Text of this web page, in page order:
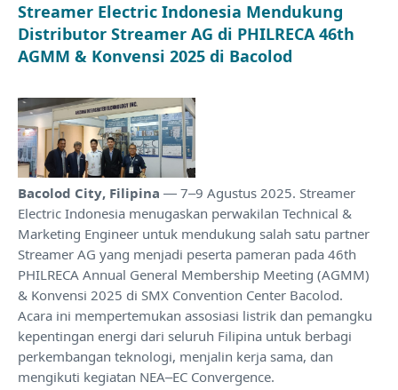
Streamer Electric Indonesia Mendukung
Distributor Streamer AG di PHILRECA 46th
AGMM & Konvensi 2025 di Bacolod
Bacolod City, Filipina — 7–9 Agustus 2025. Streamer
Electric Indonesia menugaskan perwakilan Technical &
Marketing Engineer untuk mendukung salah satu partner
Streamer AG yang menjadi peserta pameran pada 46th
PHILRECA Annual General Membership Meeting (AGMM)
& Konvensi 2025 di SMX Convention Center Bacolod.
Acara ini mempertemukan assosiasi listrik dan pemangku
kepentingan energi dari seluruh Filipina untuk berbagi
perkembangan teknologi, menjalin kerja sama, dan
mengikuti kegiatan NEA–EC Convergence.